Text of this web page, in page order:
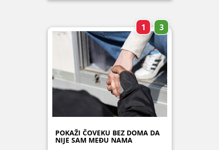
1 3
POKAŽI ČOVEKU BEZ DOMA DA
NIJE SAM MEĐU NAMA